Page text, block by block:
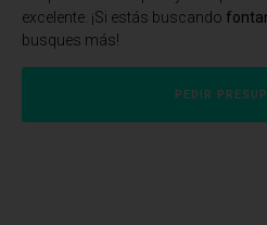
excelente. ¡Si estás buscando
busques más!
PEDIR